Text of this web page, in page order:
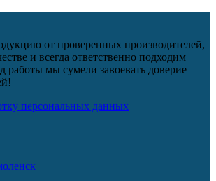
от проверенных производителей,
и всегда ответственно подходим
работы мы сумели завоевать доверие
персональных данных